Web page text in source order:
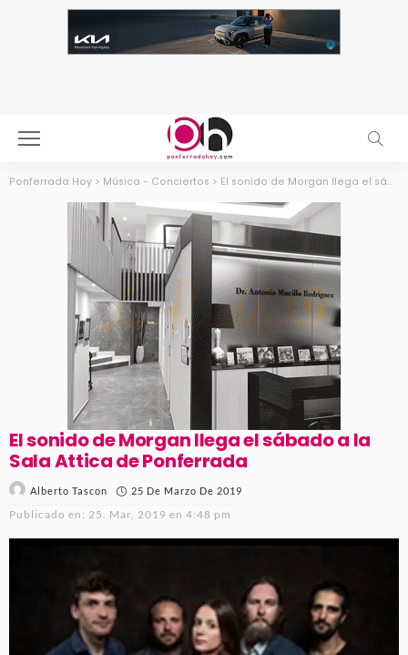
Ponferrada Hoy > Música - Conciertos > El sonido de Morgan llega el sábado a la Sala Attica de Ponferrada
El sonido de Morgan llega el sábado a la
Sala Attica de Ponferrada
Alberto Tascon 25 De Marzo De 2019
Publicado en: 25. Mar, 2019 en 4:48 pm